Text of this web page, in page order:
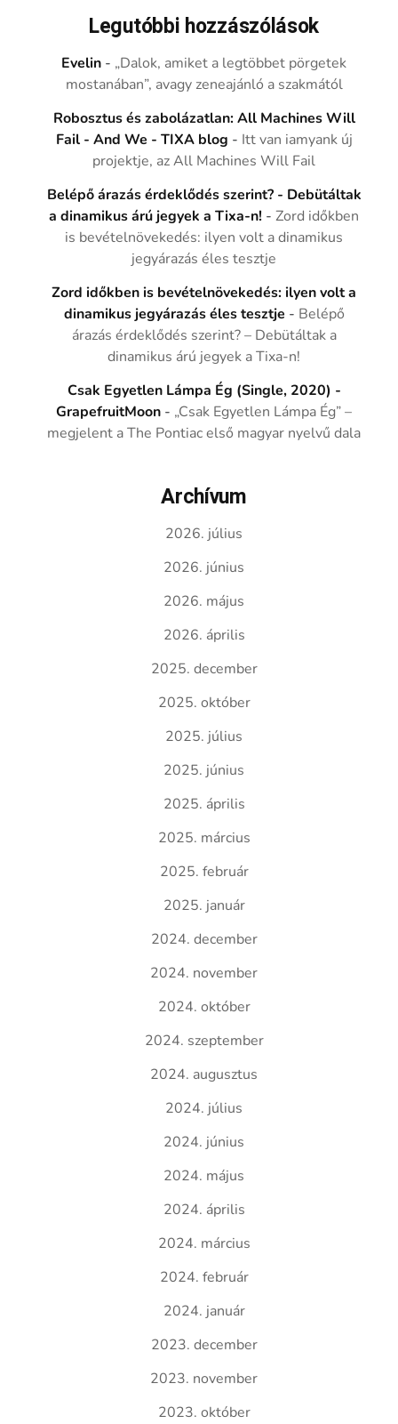
Legutóbbi hozzászólások
Evelin - „Dalok, amiket a legtöbbet pörgetek
mostanában”, avagy zeneajánló a szakmától
Robosztus és zabolázatlan: All Machines Will
Fail - And We - TIXA blog - Itt van iamyank új
projektje, az All Machines Will Fail
Belépő árazás érdeklődés szerint? - Debütáltak
a dinamikus árú jegyek a Tixa-n! -Zord időkben
is bevételnövekedés: ilyen volt a dinamikus
jegyárazás éles tesztje
Zord időkben is bevételnövekedés: ilyen volt a
dinamikus jegyárazás éles tesztje - Belépő
árazás érdeklődés szerint? – Debütáltak a
dinamikus árú jegyek a Tixa-n!
Csak Egyetlen Lámpa Ég (Single, 2020) -
GrapefruitMoon - „Csak Egyetlen Lámpa Ég” –
megjelent a The Pontiac első magyar nyelvű dala
Archívum
2026. július
2026. június
2026. május
2026. április
2025. december
2025. október
2025. július
2025. június
2025. április
2025. március
2025. február
2025. január
2024. december
2024. november
2024. október
2024. szeptember
2024. augusztus
2024. július
2024. június
2024. május
2024. április
2024. március
2024. február
2024. január
2023. december
2023. november
2023. október